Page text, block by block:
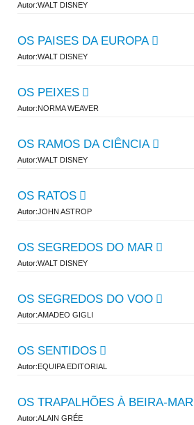
Autor:WALT DISNEY
OS PAISES DA EUROPA
Autor:WALT DISNEY
OS PEIXES
Autor:NORMA WEAVER
OS RAMOS DA CIÊNCIA
Autor:WALT DISNEY
OS RATOS
Autor:JOHN ASTROP
OS SEGREDOS DO MAR
Autor:WALT DISNEY
OS SEGREDOS DO VOO
Autor:AMADEO GIGLI
OS SENTIDOS
Autor:EQUIPA EDITORIAL
OS TRAPALHÕES À BEIRA-MAR
Autor:ALAIN GRÉE